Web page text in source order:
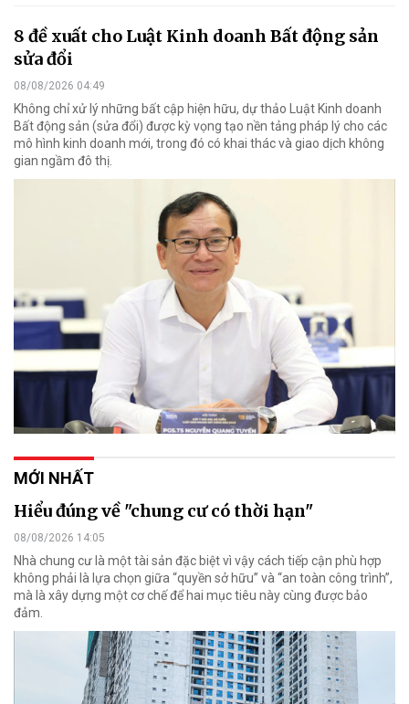
8 đề xuất cho Luật Kinh doanh Bất động sản
sửa đổi
08/08/2026 04:49
Không chỉ xử lý những bất cập hiện hữu, dự thảo Luật Kinh doanh
Bất động sản (sửa đổi) được kỳ vọng tạo nền tảng pháp lý cho các
mô hình kinh doanh mới, trong đó có khai thác và giao dịch không
gian ngầm đô thị.
MỚI NHẤT
Hiểu đúng về "chung cư có thời hạn"
08/08/2026 14:05
Nhà chung cư là một tài sản đặc biệt vì vậy cách tiếp cận phù hợp
không phải là lựa chọn giữa “quyền sở hữu” và “an toàn công trình”,
mà là xây dựng một cơ chế để hai mục tiêu này cùng được bảo
đảm.